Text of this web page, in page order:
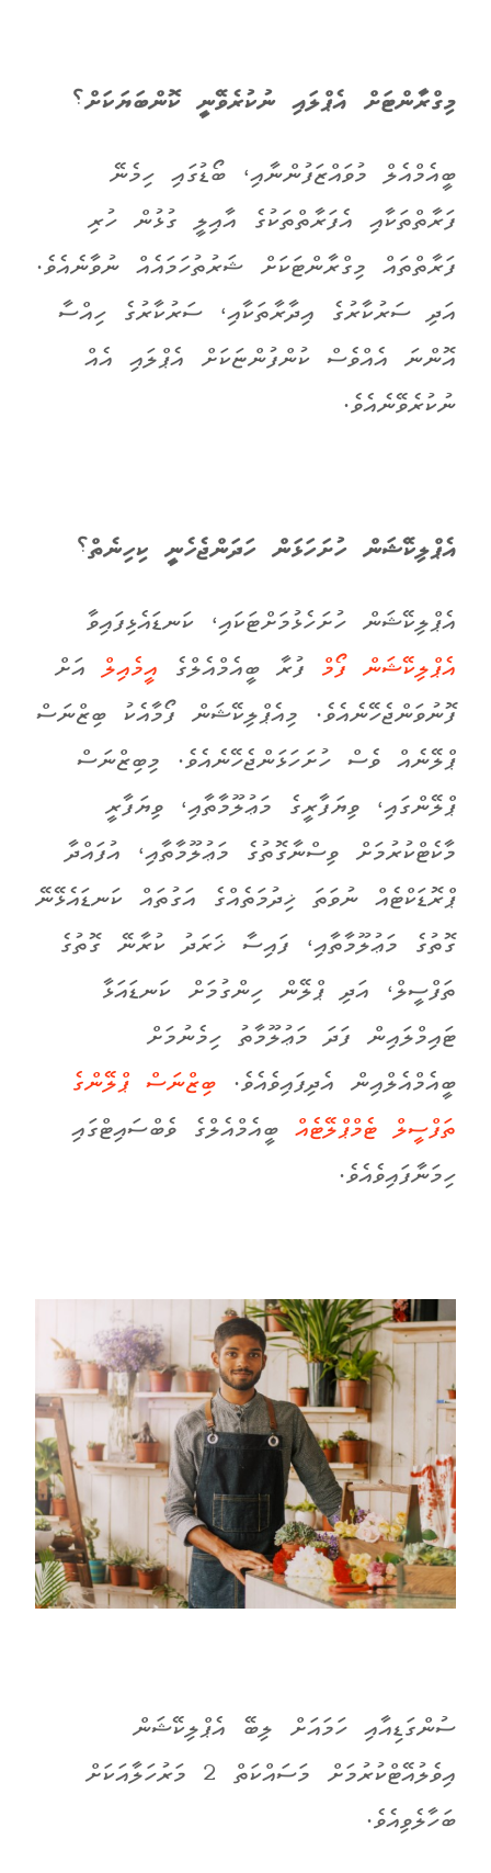
މިގްރާންޓަށް އެޕްލައި ނުކުރެވޭނީ ކޮންބަޔަކަށް؟
ބީއެމްއެލް މުވައްޒަފުންނާއި، ބޯޑުގައި ހިމެނޭ
ފަރާތްތަކާއި އެފަރާތްތަކުގެ އާއިލީ ގުޅުން ހުރި
ފަރާތްތައް މިގްރާންޓަކަށް ޝަރުތުހަމައެއް ނުވާނެއެވެ.
އަދި ސަރުކާރުގެ އިދާރާތަކާއި، ސަރުކާރުގެ ހިއްސާ
އޮންނަ އެއްވެސް ކުންފުންޏަކަށް އެޕްލައި އެއް
ނުކުރެވޭނެއެވެ.
އެޕްލިކޭޝަން ހުށަހަޅަން ހަދަންޖެހެނީ ކިހިނެތް؟
އެޕްލިކޭޝަން ހުށަހެޅުމަށްޓަކައި، ކަނޑައެޅިފައިވާ
އެޕްލިކޭޝަން ފޯމް ފުރާ ބީއެމްއެލްގެ އީމެއިލްއަށް
ފޮނުވަންޖެހޭނެއެވެ. މިއެޕްލިކޭޝަން ފޯމާއެކު ބިޒްނަސް
ޕްލޭނެއް ވެސް ހުށަހަޅަންޖެހޭނެއެވެ. މިބިޒްނަސް
ޕްލޭންގައި، ވިޔަފާރީގެ މަޢުލޫމާތާއި، ވިޔަފާރީ
މާކެޓްކުރުމަށް ވިސްނާގޮތުގެ މަޢުލޫމާތާއި، އުފައްދާ
ޕްރޮޑަކްޓެއް ނުވަތަ ޚިދުމަތެއްގެ އަގުތައް ކަނޑައެޅޭނޭ
ގޮތުގެ މަޢުލޫމާތާއި، ފައިސާ ޚަރަދު ކުރާނޭ ގޮތުގެ
ތަފްސީލް، އަދި ޕްލޭން ހިންގުމަށް ކަނޑައަޅާ
ޓައިމްލައިން ފަދަ މަޢުލޫމާތު ހިމެނުމަށް
ބީއެމްއެލްއިން އެދިފައިވެއެވެ. ބިޒްނަސް ޕްލޭންގެ
ތަފްސީލް ޓެމްޕްލޭޓެއް ބީއެމްއެލްގެ ވެބްސައިޓްގައި
ހިމަނާފައިވެއެވެ.
ސުންގަޑިއާއި ހަމައަށް ލިބޭ އެޕްލިކޭޝަން
އިވެލުއޭޓްކުރުމަށް މަސައްކަތް 2 މަރުހަލާއަކަށް
ބަހާލެވިއެވެ.